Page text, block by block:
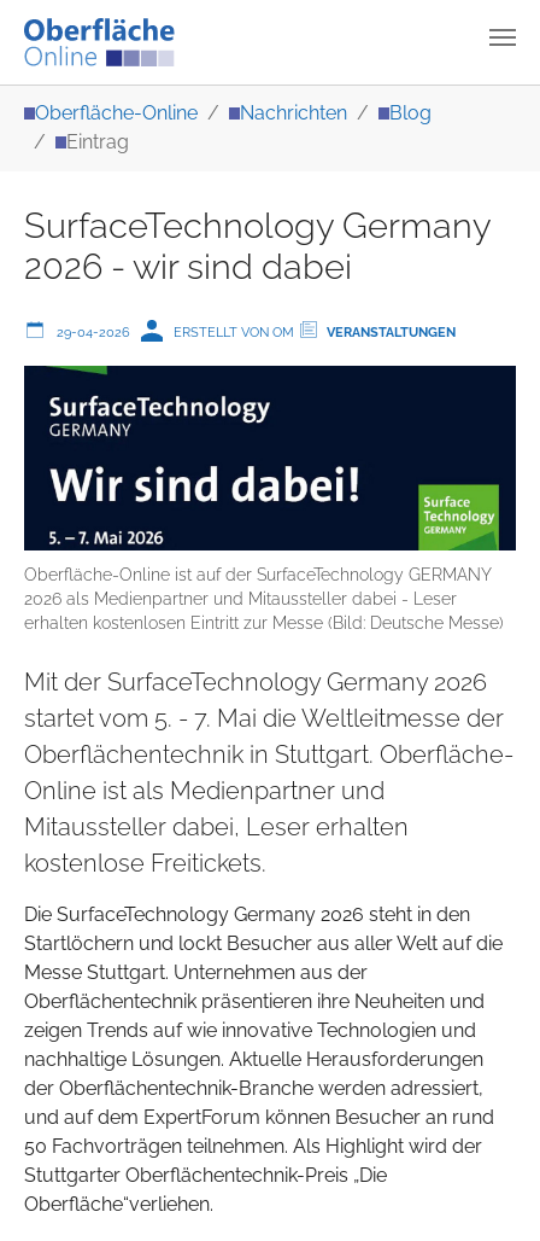
Oberfläche-Online Nachrichten
Blog
Eintrag
SurfaceTechnology Germany
2026 - wir sind dabei
29-04-2026 ERSTELLT VON OM VERANSTALTUNGEN
Oberfläche-Online ist auf der SurfaceTechnology GERMANY
2026 als Medienpartner und Mitaussteller dabei - Leser
erhalten kostenlosen Eintritt zur Messe (Bild: Deutsche Messe)
Mit der SurfaceTechnology Germany 2026
startet vom 5. - 7. Mai die Weltleitmesse der
Oberflächentechnik in Stuttgart. Oberfläche-
Online ist als Medienpartner und
Mitaussteller dabei, Leser erhalten
kostenlose Freitickets.
Die SurfaceTechnology Germany 2026 steht in den
Startlöchern und lockt Besucher aus aller Welt auf die
Messe Stuttgart. Unternehmen aus der
Oberflächentechnik präsentieren ihre Neuheiten und
zeigen Trends auf wie innovative Technologien und
nachhaltige Lösungen. Aktuelle Herausforderungen
der Oberflächentechnik-Branche werden adressiert,
und auf dem ExpertForum können Besucher an rund
50 Fachvorträgen teilnehmen. Als Highlight wird der
Stuttgarter Oberflächentechnik-Preis „Die
Oberfläche“verliehen.